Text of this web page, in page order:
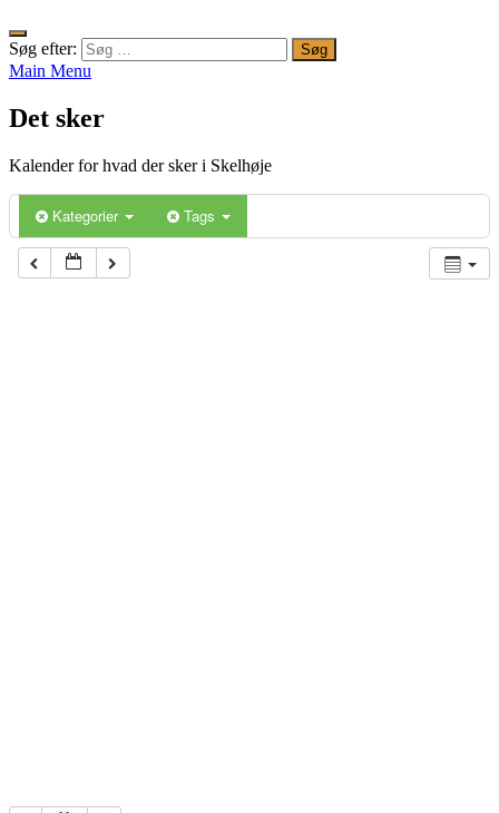
Søg efter:
Main Menu
Det sker
Kalender for hvad der sker i Skelhøje
Kategorier Tags